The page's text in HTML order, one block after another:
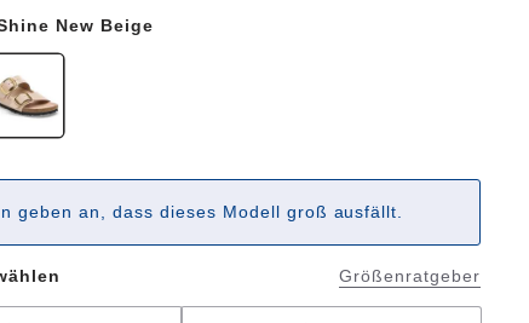
New Beige
geben an, dass dieses Modell groß ausfällt.
Größenratgeber